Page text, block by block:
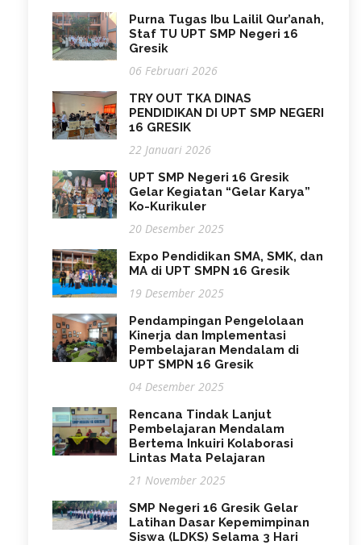
Purna Tugas Ibu Lailil Qur’anah,
Staf TU UPT SMP Negeri 16
Gresik
06 Februari 2026
TRY OUT TKA DINAS
PENDIDIKAN DI UPT SMP NEGERI
16 GRESIK
22 Januari 2026
UPT SMP Negeri 16 Gresik
Gelar Kegiatan “Gelar Karya”
Ko-Kurikuler
20 Desember 2025
Expo Pendidikan SMA, SMK, dan
MA di UPT SMPN 16 Gresik
19 Desember 2025
Pendampingan Pengelolaan
Kinerja dan Implementasi
Pembelajaran Mendalam di
UPT SMPN 16 Gresik
04 Desember 2025
Rencana Tindak Lanjut
Pembelajaran Mendalam
Bertema Inkuiri Kolaborasi
Lintas Mata Pelajaran
21 November 2025
SMP Negeri 16 Gresik Gelar
Latihan Dasar Kepemimpinan
Siswa (LDKS) Selama 3 Hari